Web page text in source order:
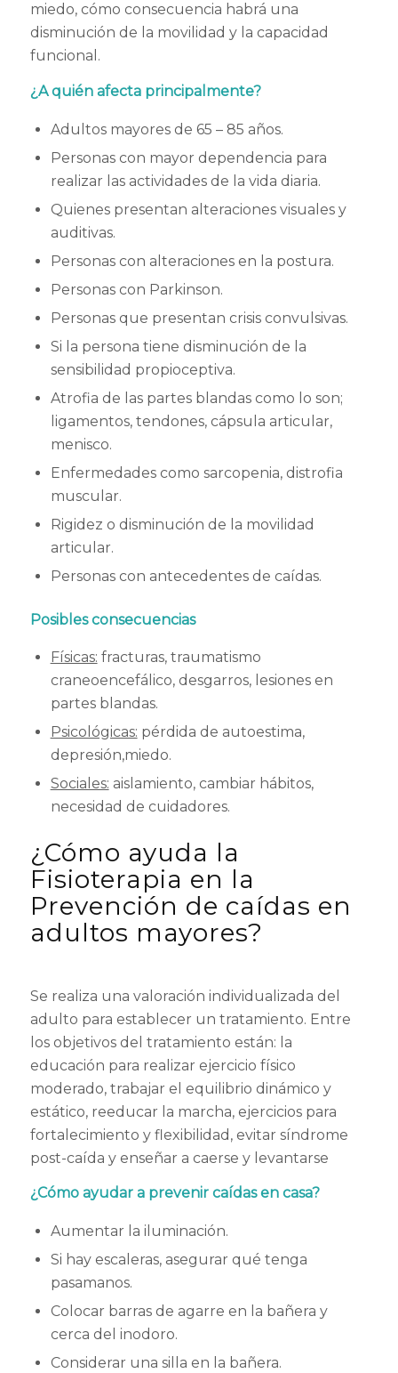
miedo, cómo consecuencia habrá una
disminución de la movilidad y la capacidad
funcional.
¿A quién afecta principalmente?
Adultos mayores de 65 – 85 años.
Personas con mayor dependencia para
realizar las actividades de la vida diaria.
Quienes presentan alteraciones visuales y
auditivas.
Personas con alteraciones en la postura.
Personas con Parkinson.
Personas que presentan crisis convulsivas.
Si la persona tiene disminución de la
sensibilidad propioceptiva.
Atrofia de las partes blandas como lo son;
ligamentos, tendones, cápsula articular,
menisco.
Enfermedades como sarcopenia, distrofia
muscular.
Rigidez o disminución de la movilidad
articular.
Personas con antecedentes de caídas.
Posibles consecuencias
Físicas: fracturas, traumatismo
craneoencefálico, desgarros, lesiones en
partes blandas.
Psicológicas: pérdida de autoestima,
depresión,miedo.
Sociales: aislamiento, cambiar hábitos,
necesidad de cuidadores.
¿Cómo ayuda la
Fisioterapia en la
Prevención de caídas en
adultos mayores?
Se realiza una valoración individualizada del
adulto para establecer un tratamiento. Entre
los objetivos del tratamiento están: la
educación para realizar ejercicio físico
moderado, trabajar el equilibrio dinámico y
estático, reeducar la marcha, ejercicios para
fortalecimiento y flexibilidad, evitar síndrome
post-caída y enseñar a caerse y levantarse
¿Cómo ayudar a prevenir caídas en casa?
Aumentar la iluminación.
Si hay escaleras, asegurar qué tenga
pasamanos.
Colocar barras de agarre en la bañera y
cerca del inodoro.
Considerar una silla en la bañera.